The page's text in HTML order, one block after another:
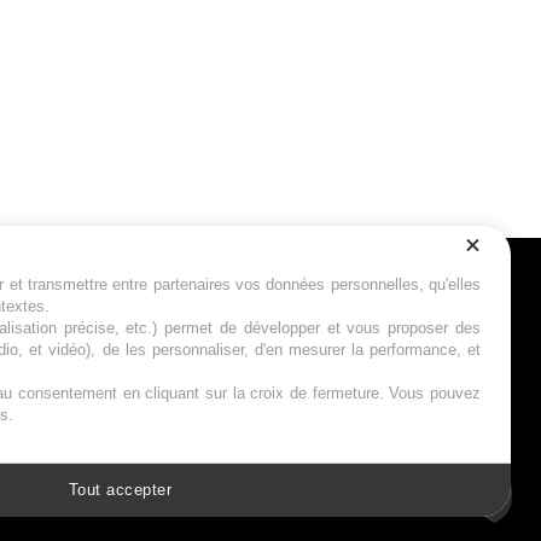
nous
transmettre entre partenaires vos données personnelles, qu'elles
précise, etc.) permet de développer et vous proposer des
et vidéo), de les personnaliser, d'en mesurer la performance, et
en cliquant sur la croix de fermeture. Vous pouvez
Tout accepter